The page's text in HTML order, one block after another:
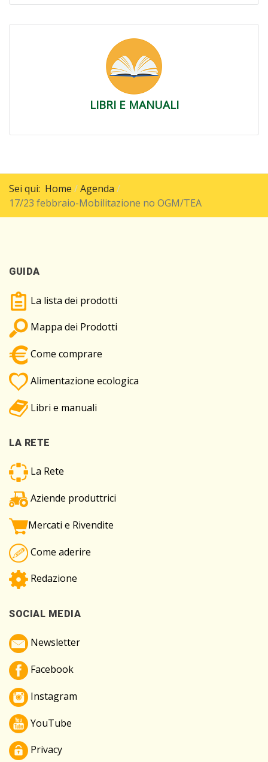
LIBRI E MANUALI
Sei qui: Home
Agenda
17/23 febbraio-Mobilitazione no OGM/TEA
GUIDA
La lista dei prodotti
Mappa dei Prodotti
Come comprare
Alimentazione ecologica
Libri e manuali
LA RETE
La Rete
Aziende produttrici
Mercati e Rivendite
Come aderire
Redazione
SOCIAL MEDIA
Newsletter
Facebook
Instagram
YouTube
Privacy